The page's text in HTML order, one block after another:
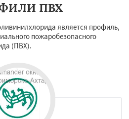
ПВХ
является профиль,
пожаробезопасного
(ПВХ).